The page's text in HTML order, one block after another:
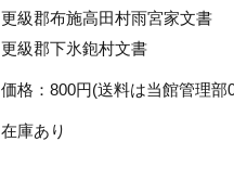
更級郡布施高田村雨宮家文書
更級郡下氷鉋村文書
価格：800円(送料は当館管理
在庫あり